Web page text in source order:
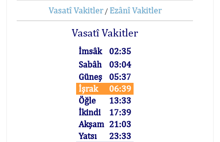
Vasatî Vakitler/ Ezânî Vakitler
Vasatî Vakitler
İmsâk
02:35
Sabâh
03:04
Güneş
05:37
İşrak
06:39
Öğle
13:33
İkindi
17:39
Akşam 21:03
Yatsı
23:33